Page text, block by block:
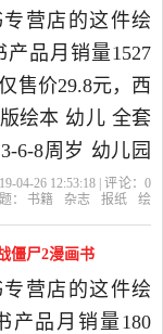
年卓创图书专
籍,杂志,报纸当
很高的儿童文
杭州发货。
营店的这件绘
产品月销量1527
售价29.8元，西
绘本 幼儿 全套
6-8周岁 幼儿园
大班中班图书
书连环画小人
年卓创图书专营
,杂志,报纸当中
04-26 12:53:18 | 评论： 0
： 书籍 杂志 报纸
绘
僵尸2漫画书
营店的这件绘
产品月销量180